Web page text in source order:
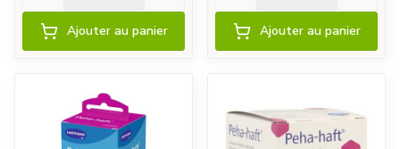
Ajouter au panier Ajouter au panier